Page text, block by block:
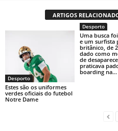
ARTIGOS
Desporto
Estes são os uniformes
verdes oficiais do futebol
Notre Dame
Desporto
Uma busca
e um surfista
britânico, de
dado como
de
praticava
boarding na...